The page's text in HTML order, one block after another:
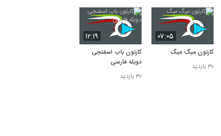
۰۷:۰۵
کارتون میگ میگ
۳۰ بازدید
۱۲:۱۹
کارتون باب اسفنجی
دوبله فارسی
۳۰ بازدید